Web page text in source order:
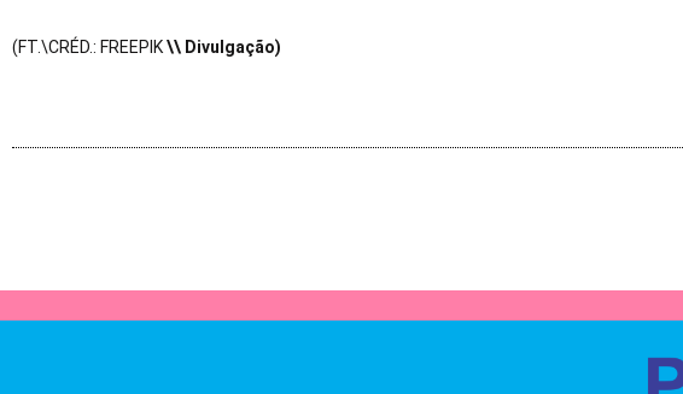
(FT.\CRÉD.: FREEPIK\\ Divulgação)